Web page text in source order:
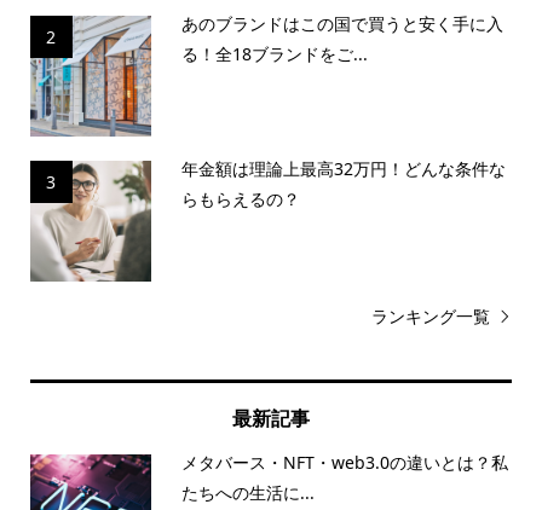
2
あのブランドはこの国で買うと安く手に入
る！全18ブランドをご...
3
年金額は理論上最高32万円！どんな条件な
らもらえるの？
ランキング一覧
最新記事
メタバース・NFT・web3.0の違いとは？私
たちへの生活に...